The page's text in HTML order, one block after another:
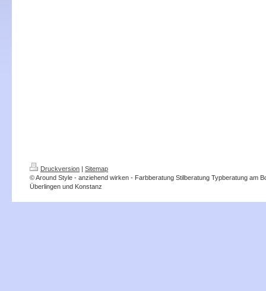
Druckversion | Sitemap
© Around Style - anziehend wirken - Farbberatung Stilberatung Typberatung am
Überlingen und Konstanz